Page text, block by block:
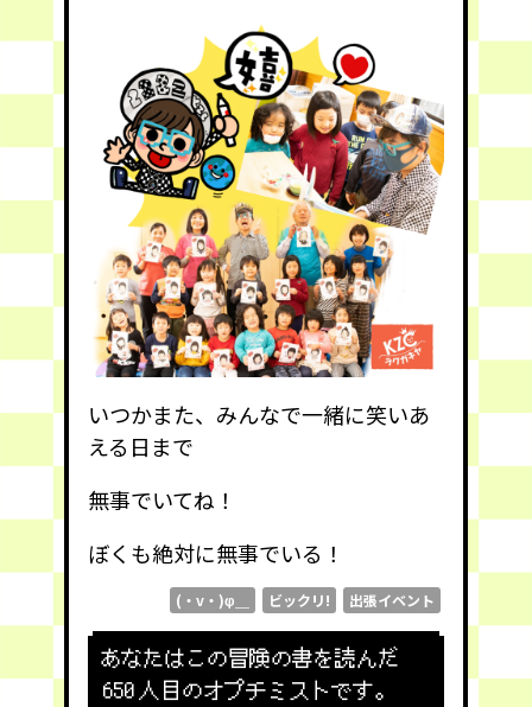
いつかまた、みんなで一緒に笑いあ
える日まで
無事でいてね！
ぼくも絶対に無事でいる！
(・v・)φ＿ ビックリ! 出張イベント
あなたはこの冒険の書を読んだ
650 人目のオプチミストです。